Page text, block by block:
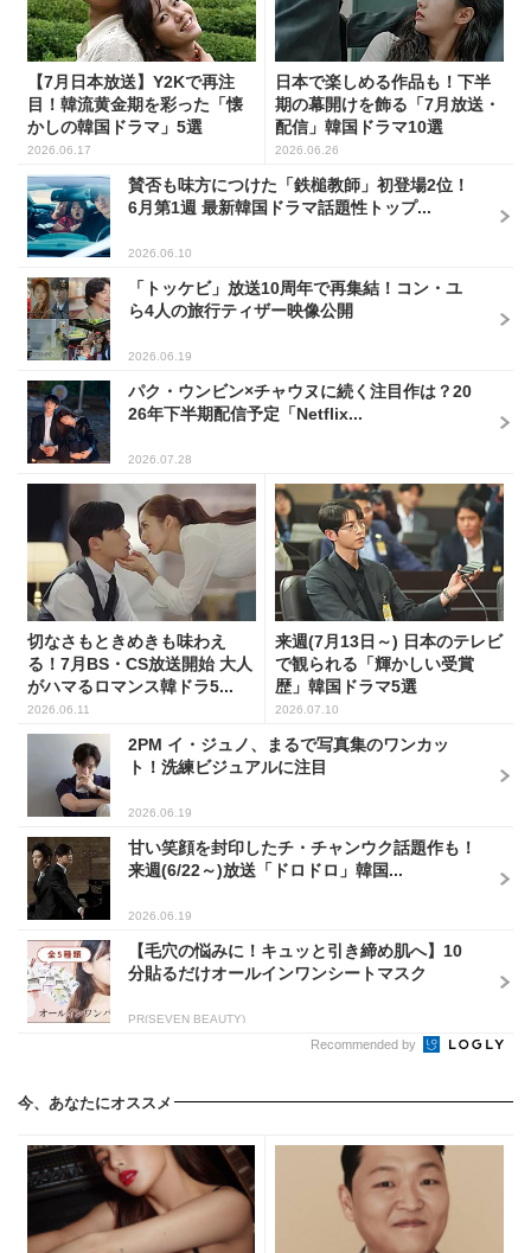
【7月日本放送】Y2Kで再注
目！韓流黄金期を彩った「懐
かしの韓国ドラマ」5選
2026.06.17
日本で楽しめる作品も！下半
期の幕開けを飾る「7月放送・
配信」韓国ドラマ10選
2026.06.26
賛否も味方につけた「鉄槌教師」初登場2位！
6月第1週 最新韓国ドラマ話題性トップ...
2026.06.10
「トッケビ」放送10周年で再集結！コン・ユ
ら4人の旅行ティザー映像公開
2026.06.19
パク・ウンビン×チャウヌに続く注目作は？20
26年下半期配信予定「Netflix...
2026.07.28
切なさもときめきも味わえ
る！7月BS・CS放送開始 大人
がハマるロマンス韓ドラ5...
2026.06.11
来週(7月13日～) 日本のテレビ
で観られる「輝かしい受賞
歴」韓国ドラマ5選
2026.07.10
2PM イ・ジュノ、まるで写真集のワンカッ
ト！洗練ビジュアルに注目
2026.06.19
甘い笑顔を封印したチ・チャンウク話題作も！
来週(6/22～)放送「ドロドロ」韓国...
2026.06.19
【毛穴の悩みに！キュッと引き締め肌へ】10
分貼るだけオールインワンシートマスク
PR(SEVEN BEAUTY)
Recommended by
今、あなたにオススメ